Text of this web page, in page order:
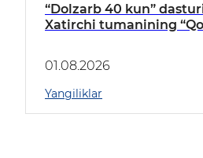
“Dolzarb 40 kun”
Xatirchi tumanining
borildi
01.08.2026
Yangiliklar